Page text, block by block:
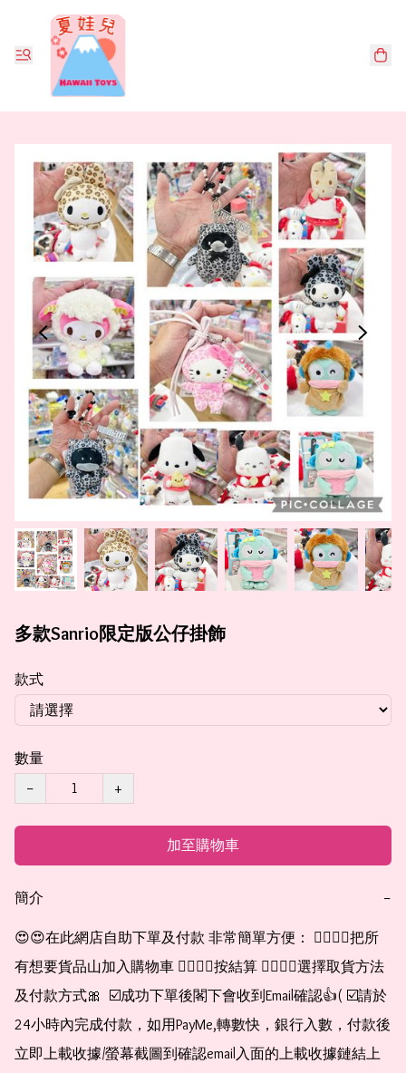
多款Sanrio限定版公仔掛飾
款式
數量
−
+
加至購物車
簡介 −
😍😍在此網店自助下單及付款 非常簡單方便： 👉🏻👉🏻把所
有想要貨品山加入購物車 👉🏻👉🏻按結算 👉🏻👉🏻選擇取貨方法
及付款方式🎀  ☑️成功下單後閣下會收到Email確認👍( ☑️請於
24小時內完成付款，如用PayMe,轉數快，銀行入數，付款後
立即上載收據/螢幕截圖到確認email入面的上載收據鏈結上